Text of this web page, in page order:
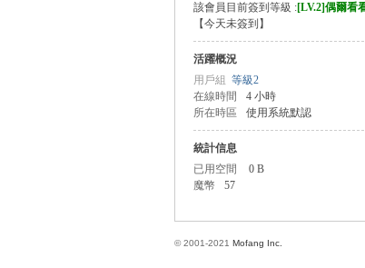
該會員目前簽到等級 :[LV.2]偶爾看
【今天未簽到 】
活躍概況
用戶組 等級2
在線時間
4 小時
所在時區
使用系統默認
統計信息
已用空間
0 B
魔幣
57
© 2001-2021 Mofang Inc.